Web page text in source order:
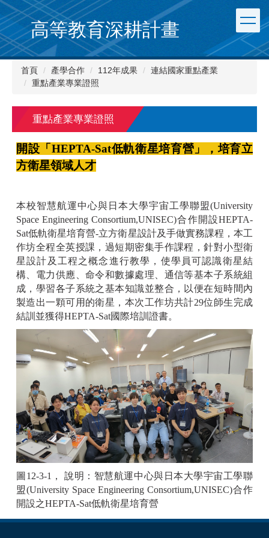
跳
到
主
要
內
高等教育深耕計畫
首頁 產學合作 112年成果
連結國家重點產業
重點產業專業證照
重點產業專業證照
開設「 HEPTA-Sat低軌衛星培育營」，培育立
方衛星領域人才
本校智慧航運中心與日本大學宇宙工學聯盟(University
Space Engineering Consortium,UNISEC)合作開設HEPTA-
Sat低軌衛星培育營-立方衛星設計及手做實務課程，本工
作坊全程全英授課，過短期密集手作課程，針對小型衛
星設計及工程之概念進行教學，使學員可認識衛星結
構、電力供應、命令和數據處理、通信等基本子系統組
成，學習各子系統之基本知識並整合，以便在短時間內
製造出一顆可用的衛星，本次工作坊共計29位師生完成
結訓並獲得HEPTA-Sat國際培訓證書。
圖12-3-1， 說明：智慧航運中心與日本大學宇宙工學聯
盟(University Space Engineering Consortium,UNISEC)合作
開設之HEPTA-Sat低軌衛星培育營